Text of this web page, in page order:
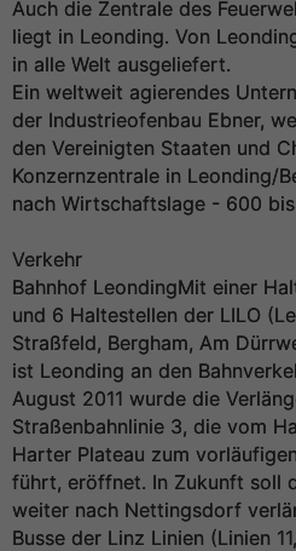
Auch die Zentrale des
liegt in Leonding. Von
in alle Welt ausgeliefert.
Ein weltweit agierendes
der Industrieofenbau Ebner,
den Vereinigten Staaten und
Konzernzentrale in Leonding/
nach Wirtschaftslage - 600
Verkehr
Bahnhof LeondingMit einer
und 6 Haltestellen der LILO
Straßfeld, Bergham, Am
ist Leonding an den
August 2011 wurde die
Straßenbahnlinie 3, die vom
Harter Plateau zum
führt, eröffnet. In Zukunft soll
weiter nach Nettingsdorf
Busse der Linz Linien (Linien